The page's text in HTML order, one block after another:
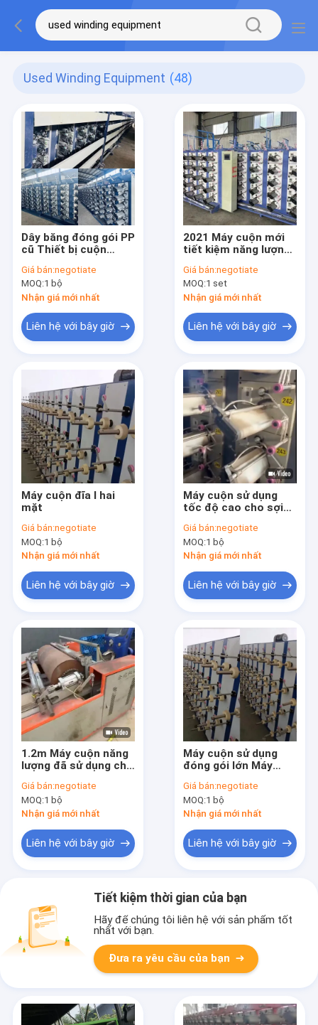
Used Winding Equipment (48)
Dây băng đóng gói PP
cũ Thiết bị cuộn
Giá bán:negotiate
MOQ:1 bộ
Nhận giá mới nhất
Liên hệ với bây giờ
2021 Máy cuộn mới
tiết kiệm năng lượng
chất lượng tốt
Giá bán:negotiate
MOQ:1 set
Nhận giá mới nhất
Liên hệ với bây giờ
Máy cuộn đĩa I hai
mặt
Giá bán:negotiate
MOQ:1 bộ
Nhận giá mới nhất
Liên hệ với bây giờ
Máy cuộn sử dụng
tốc độ cao cho sợi
loại nhựa
Giá bán:negotiate
MOQ:1 bộ
Nhận giá mới nhất
Liên hệ với bây giờ
1.2m Máy cuộn năng
lượng đã sử dụng cho
Giá bán:negotiate
MOQ:1 bộ
Nhận giá mới nhất
Liên hệ với bây giờ
Máy cuộn sử dụng
đóng gói lớn Máy
tuyến
Giá bán:negotiate
MOQ:1 bộ
Nhận giá mới nhất
Liên hệ với bây giờ
Tiết kiệm thời gian của bạn
Hãy để chúng tôi liên hệ với sản phẩm tốt
nhất với bạn.
Đưa ra yêu cầu của bạn